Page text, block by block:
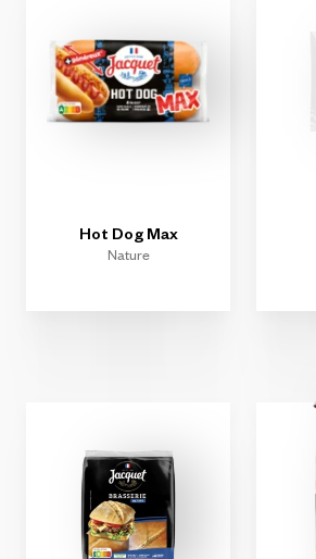
Hot Dog Max
Nature